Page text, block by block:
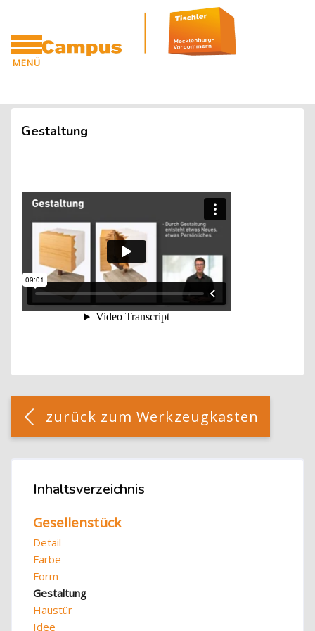
MENÜ
Zum Hauptinhalt
Blöcke
Blöcke
Gestaltung
Blöcke
[Cocoon] Custom HTML überspringen
zurück zum Werkzeugkasten
Inhaltsverzeichnis überspringen
Inhaltsverzeichnis
Gesellenstück
Detail
Farbe
Form
Gestaltung
Haustür
Idee